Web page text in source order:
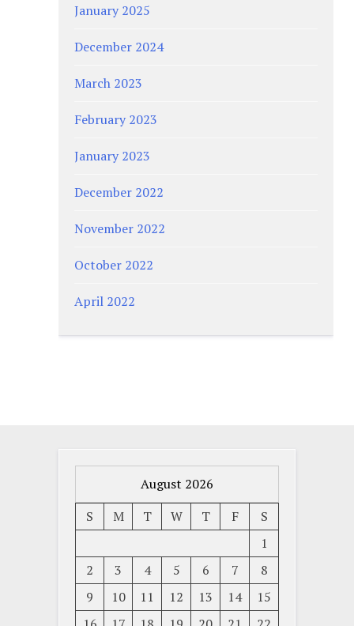
January 2025
December 2024
March 2023
February 2023
January 2023
December 2022
November 2022
October 2022
April 2022
August 2026
S
M T W T F
S
1
2
3 4 5 6 7
8
9
10 11 12 13 14
15